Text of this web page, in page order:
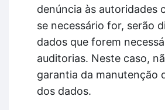
denúncia às autoridades
se necessário for, serão
dados que forem
auditorias. Neste caso,
garantia da manutenção
dos dados.